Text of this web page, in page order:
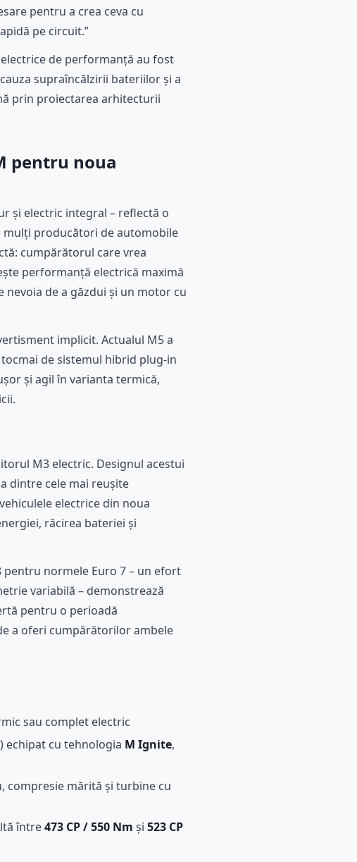
pentru a crea ceva cu
pe circuit.”
de performanță au fost
supraîncălzirii bateriilor și a
prin proiectarea arhitecturii
pentru noua
și electric integral – reflectă o
mulți producători de automobile
cumpărătorul care vrea
performanță electrică maximă
de a găzdui și un motor cu
implicit. Actualul M5 a
de sistemul hibrid plug-in
și agil în varianta termică,
M3 electric. Designul acestui
dintre cele mai reușite
electrice din noua
răcirea bateriei și
pentru normele Euro 7 – un efort
variabilă – demonstrează
pentru o perioadă
a oferi cumpărătorilor ambele
sau complet electric
echipat cu tehnologia M Ignite,
compresie mărită și turbine cu
între473 CP / 550 Nm și 523 CP